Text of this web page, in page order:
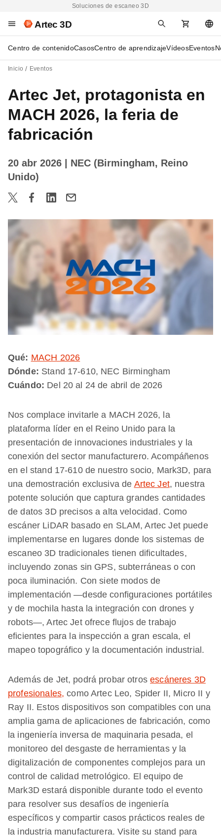
Soluciones de escaneo 3D
Artec 3D
Centro de contenidoCasosCentro de aprendizajeVídeosEventos
Inicio Eventos
Artec Jet, protagonista en
MACH 2026, la feria de
fabricación
20 abr 2026
| NEC (Birmingham, Reino
Unido)
Qué: MACH 2026
Dónde: Stand 17-610, NEC Birmingham
Cuándo: Del 20 al 24 de abril de 2026
Nos complace invitarle a MACH 2026, la
plataforma líder en el Reino Unido para la
presentación de innovaciones industriales y la
conexión del sector manufacturero. Acompáñenos
en el stand 17-610 de nuestro socio, Mark3D, para
una demostración exclusiva de Artec Jet, nuestra
potente solución que captura grandes cantidades
de datos 3D precisos a alta velocidad. Como
escáner LiDAR basado en SLAM, Artec Jet puede
implementarse en lugares donde los sistemas de
escaneo 3D tradicionales tienen dificultades,
incluyendo zonas sin GPS, subterráneas o con
poca iluminación. Con siete modos de
implementación —desde configuraciones portátiles
y de mochila hasta la integración con drones y
robots—, Artec Jet ofrece flujos de trabajo
eficientes para la inspección a gran escala, el
mapeo topográfico y la documentación industrial.
Además de Jet, podrá probar otrosescáneres 3D
profesionales, como Artec Leo, Spider II, Micro II y
Ray II. Estos dispositivos son compatibles con una
amplia gama de aplicaciones de fabricación, como
la ingeniería inversa de maquinaria pesada, el
monitoreo del desgaste de herramientas y la
digitalización de componentes complejos para un
control de calidad metrológico. El equipo de
Mark3D estará disponible durante todo el evento
para resolver sus desafíos de ingeniería
específicos y compartir casos prácticos reales de
la industria manufacturera. Visite su stand para